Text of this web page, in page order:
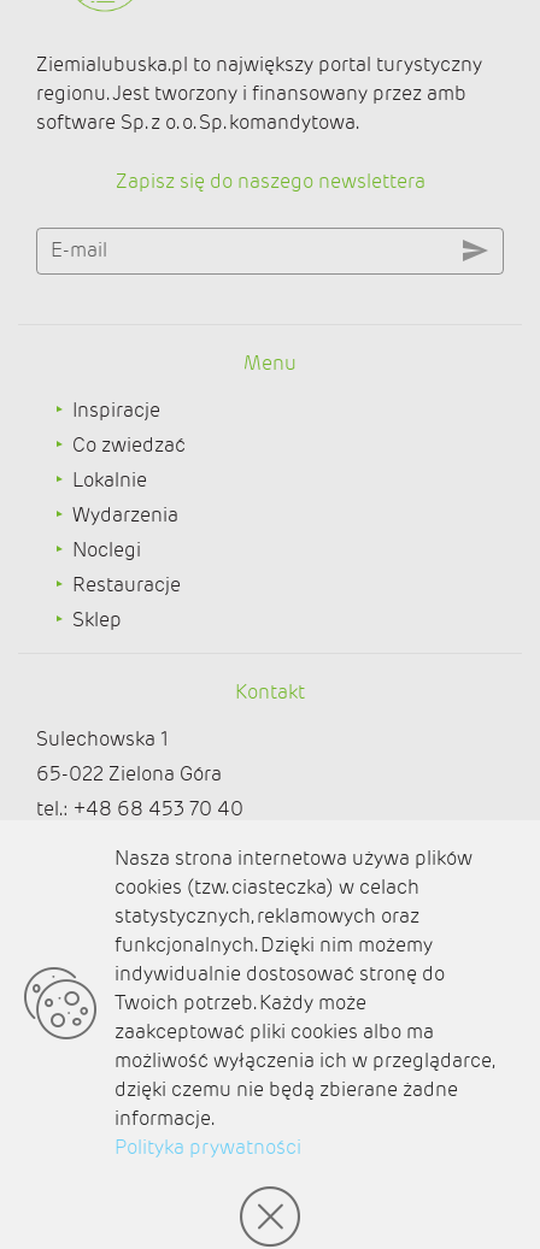
Ziemialubuska.pl to największy portal turystyczny
regionu. Jest tworzony i finansowany przez amb
software Sp. z o. o. Sp. komandytowa.
Zapisz się do naszego newslettera
E-mail
Menu
Inspiracje
Co zwiedzać
Lokalnie
Wydarzenia
Noclegi
Restauracje
Sklep
Kontakt
Sulechowska 1
65-022 Zielona Góra
tel.: +48 68 453 70 40
redakcja@ziemialubuska.pl |
marketing@ziemialubuska.pl
Media społecznościowe
O nas
Kontakt
Polityka prywatności
Nasza strona internetowa używa plików
cookies (tzw. ciasteczka) w celach
statystycznych, reklamowych oraz
funkcjonalnych. Dzięki nim możemy
indywidualnie dostosować stronę do
Twoich potrzeb. Każdy może
zaakceptować pliki cookies albo ma
możliwość wyłączenia ich w przeglądarce,
dzięki czemu nie będą zbierane żadne
informacje.
Polityka prywatności